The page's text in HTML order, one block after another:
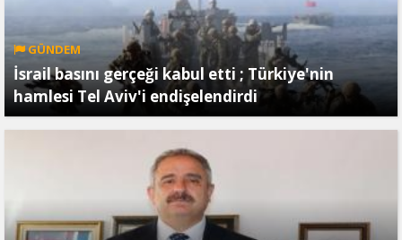
GÜNDEM
İsrail basını gerçeği kabul etti ; Türkiye'nin
hamlesi Tel Aviv'i endişelendirdi